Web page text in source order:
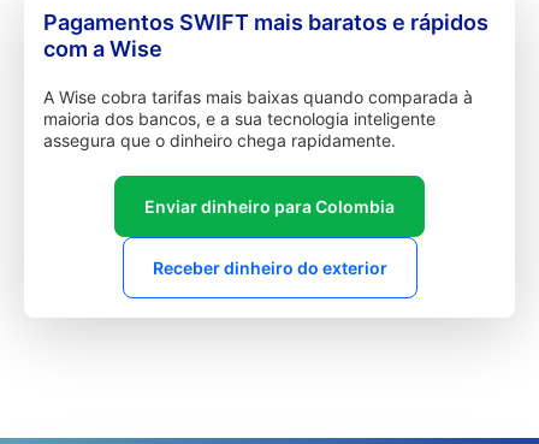
Pagamentos SWIFT mais baratos e rápidos
com a Wise
A Wise cobra tarifas mais baixas quando comparada à
maioria dos bancos, e a sua tecnologia inteligente
assegura que o dinheiro chega rapidamente.
Enviar dinheiro para Colombia
Receber dinheiro do exterior